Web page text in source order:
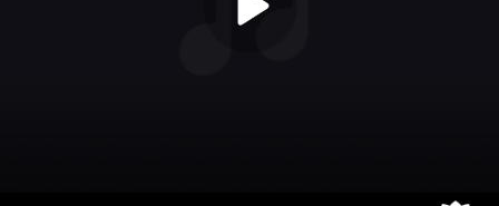
Please Try